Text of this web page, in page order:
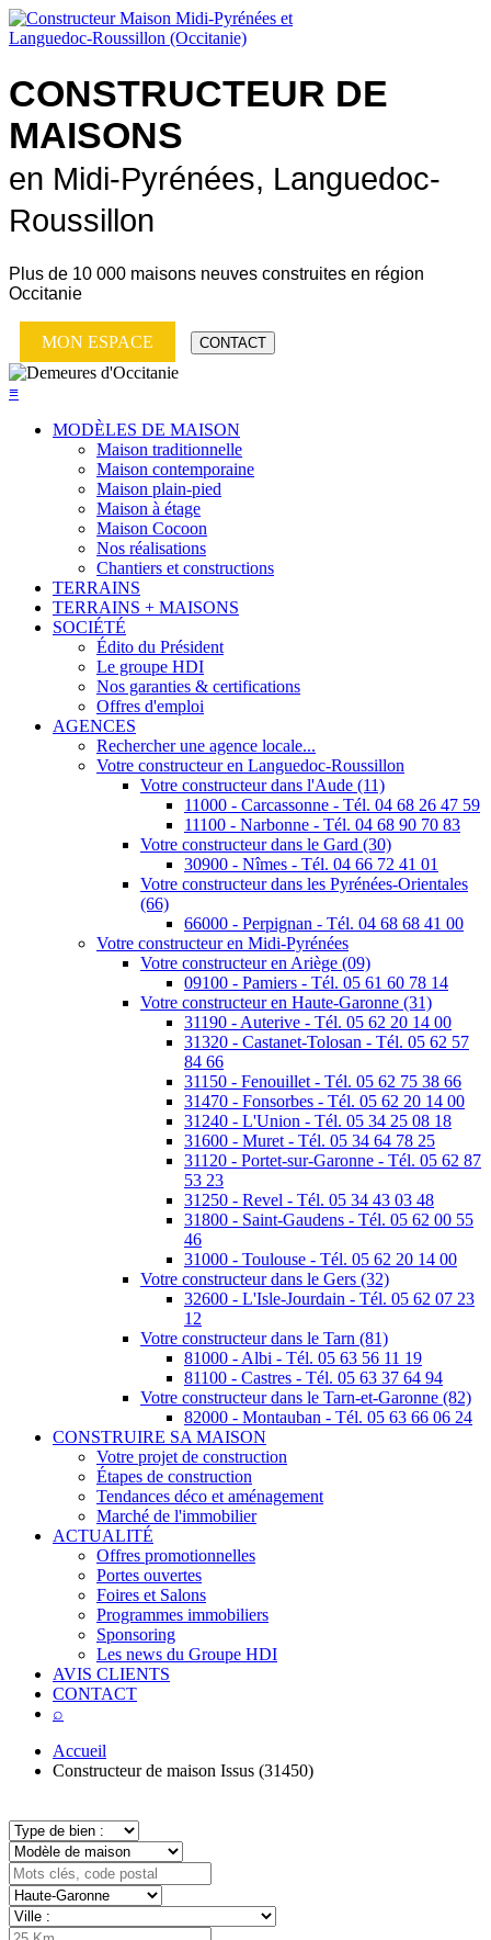
CONSTRUCTEUR DE
MAISONS
en Midi-Pyrénées, Languedoc-
Roussillon
Plus de 10 000 maisons neuves construites en région
Occitanie
MON ESPACE CONTACT
≡
MODÈLES DE MAISON
Maison traditionnelle
Maison contemporaine
Maison plain-pied
Maison à étage
Maison Cocoon
Nos réalisations
Chantiers et constructions
TERRAINS
TERRAINS + MAISONS
SOCIÉTÉ
Édito du Président
Le groupe HDI
Nos garanties & certifications
Offres d'emploi
AGENCES
Rechercher une agence locale...
Votre constructeur en Languedoc-Roussillon
Votre constructeur dans l'Aude (11)
11000 - Carcassonne - Tél. 04 68 26 47 59
11100 - Narbonne - Tél. 04 68 90 70 83
Votre constructeur dans le Gard (30)
30900 - Nîmes - Tél. 04 66 72 41 01
Votre constructeur dans les Pyrénées-Orientales
(66)
66000 - Perpignan - Tél. 04 68 68 41 00
Votre constructeur en Midi-Pyrénées
Votre constructeur en Ariège (09)
09100 - Pamiers - Tél. 05 61 60 78 14
Votre constructeur en Haute-Garonne (31)
31190 - Auterive - Tél. 05 62 20 14 00
31320 - Castanet-Tolosan - Tél. 05 62 57
84 66
31150 - Fenouillet - Tél. 05 62 75 38 66
31470 - Fonsorbes - Tél. 05 62 20 14 00
31240 - L'Union - Tél. 05 34 25 08 18
31600 - Muret - Tél. 05 34 64 78 25
31120 - Portet-sur-Garonne - Tél. 05 62 87
53 23
31250 - Revel - Tél. 05 34 43 03 48
31800 - Saint-Gaudens - Tél. 05 62 00 55
46
31000 - Toulouse - Tél. 05 62 20 14 00
Votre constructeur dans le Gers (32)
32600 - L'Isle-Jourdain - Tél. 05 62 07 23
12
Votre constructeur dans le Tarn (81)
81000 - Albi - Tél. 05 63 56 11 19
81100 - Castres - Tél. 05 63 37 64 94
Votre constructeur dans le Tarn-et-Garonne (82)
82000 - Montauban - Tél. 05 63 66 06 24
CONSTRUIRE SA MAISON
Votre projet de construction
Étapes de construction
Tendances déco et aménagement
Marché de l'immobilier
ACTUALITÉ
Offres promotionnelles
Portes ouvertes
Foires et Salons
Programmes immobiliers
Sponsoring
Les news du Groupe HDI
AVIS CLIENTS
CONTACT
⌕
Accueil
Constructeur de maison Issus (31450)